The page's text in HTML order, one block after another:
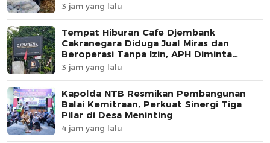
3 jam yang lalu
Tempat Hiburan Cafe Djembank
Cakranegara Diduga Jual Miras dan
Beroperasi Tanpa Izin, APH Diminta
Segera Bertindak
3 jam yang lalu
Kapolda NTB Resmikan Pembangunan
Balai Kemitraan, Perkuat Sinergi Tiga
Pilar di Desa Meninting
4 jam yang lalu